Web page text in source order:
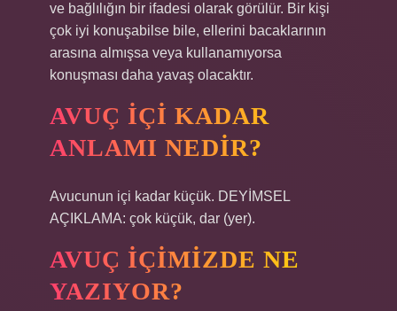
ve bağlılığın bir ifadesi olarak görülür. Bir kişi
çok iyi konuşabilse bile, ellerini bacaklarının
arasına almışsa veya kullanamıyorsa
konuşması daha yavaş olacaktır.
AVUÇ IÇI KADAR
ANLAMI NEDIR?
Avucunun içi kadar küçük. DEYİMSEL
AÇIKLAMA: çok küçük, dar (yer).
AVUÇ IÇIMIZDE NE
YAZIYOR?